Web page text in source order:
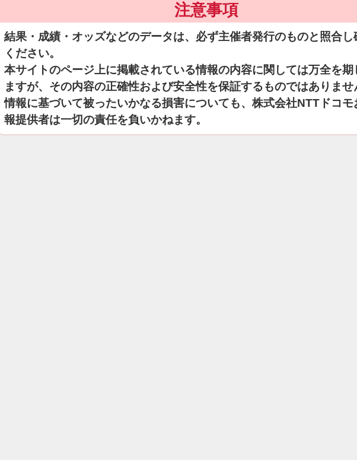
注意事項
結果・成績・オッズなどのデータは、必ず主催者発行のものと照合し
ください。
本サイトのページ上に掲載されている情報の内容に関しては万全を期
ますが、その内容の正確性および安全性を保証するものではありませ
情報に基づいて被ったいかなる損害についても、株式会社NTTドコモ
報提供者は一切の責任を負いかねます。